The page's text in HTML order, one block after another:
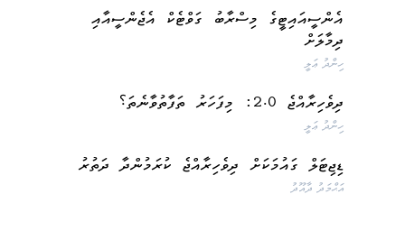
އެންސީއައިޓީގެ މިސްރާބު ގަވްޓެކް އެޖެންސީއާއި
ދިމާލަށް
ހިންދު ޢަލީ
ދިވެހިރާއްޖެ 2.0: މިފަހަރު ތަފާތުވާނެތަ؟
ހިންދު ޢަލީ
ޑިޖިޓަލް ގައުމަކަށް ދިވެހިރާއްޖެ ކުރަމުންދާ ދަތުރު
އަޙްމަދު ދާއޫދު